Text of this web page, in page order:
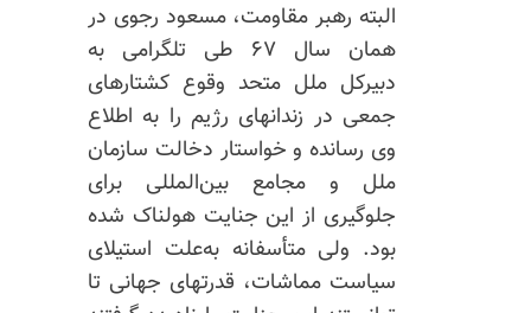
البته رهبر مقاومت، مسعود رجوی در
همان سال ۶۷ طی تلگرامی به
دبیرکل ملل ‌متحد وقوع کشتارهای
جمعی در زندانهای رژیم را به اطلاع
وی رسانده و خواستار دخالت سازمان
ملل و مجامع بین‌المللی برای
جلوگیری از این جنایت هولناک شده
بود. ولی متأسفانه به‌علت استیلای
سیاست مماشات، قدرتهای جهانی تا